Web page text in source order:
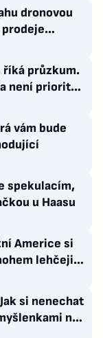
dronovou
říká průzkum.
není prioritou
vám bude
spekulacím,
u Haasu
Americe si
lehčeji,
si nenechat
na